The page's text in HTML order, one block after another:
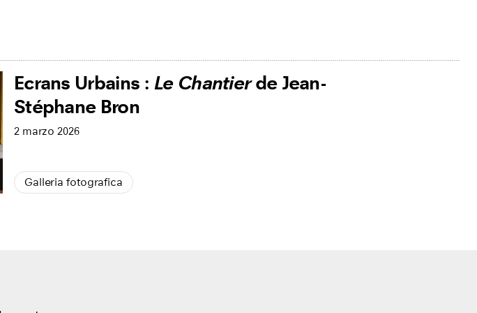
Ecrans Urbains :Le Chantierde Jean-
Stéphane Bron
2 marzo 2026
Galleria fotografica